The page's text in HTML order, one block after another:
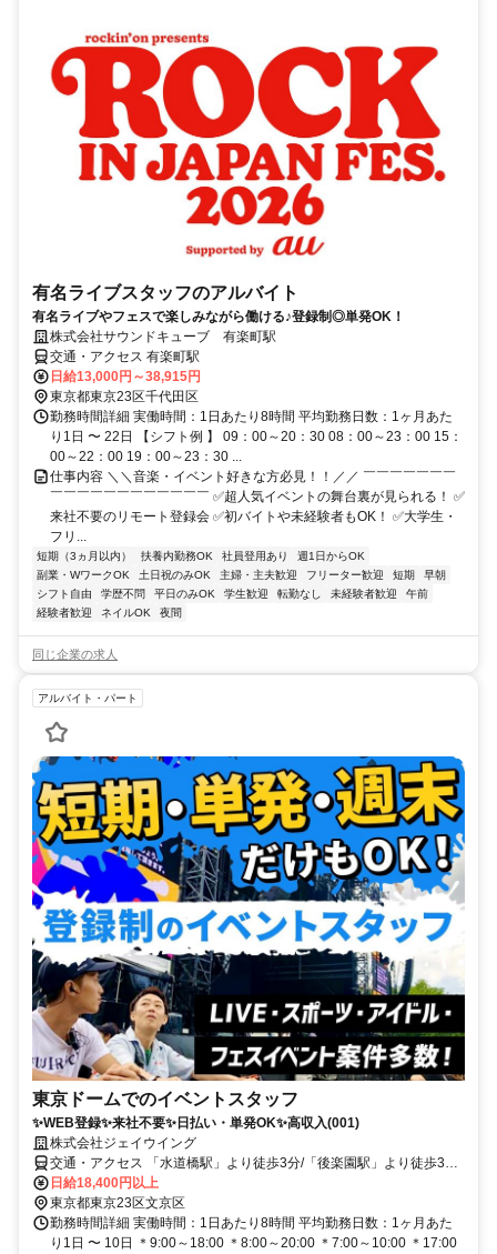
有名ライブスタッフのアルバイト
有名ライブやフェスで楽しみながら働ける♪登録制◎単発OK！
株式会社サウンドキューブ 有楽町駅
交通・アクセス 有楽町駅
日給13,000円～38,915円
東京都東京23区千代田区
勤務時間詳細 実働時間：1日あたり8時間 平均勤務日数：1ヶ月あた
り1日 〜 22日 【シフト例 】 09：00～20：30 08：00～23：00 15：
00～22：00 19：00～23：30 ...
仕事内容 ＼＼音楽・イベント好きな方必見！！／／ ￣￣￣￣￣￣￣
￣￣￣￣￣￣￣￣￣￣￣￣ ✅超人気イベントの舞台裏が見られる！ ✅
来社不要のリモート登録会 ✅初バイトや未経験者もOK！ ✅大学生・
フリ...
短期（3ヵ月以内） 扶養内勤務OK 社員登用あり
週1日からOK
副業・WワークOK
土日祝のみOK 主婦・主夫歓迎 フリーター歓迎 短期
早朝
シフト自由
学歴不問 平日のみOK 学生歓迎 転勤なし 未経験者歓迎
午前
経験者歓迎
ネイルOK 夜間
同じ企業の求人
アルバイト・パート
東京ドームでのイベントスタッフ
✨WEB登録✨来社不要✨日払い・単発OK✨高収入(001)
株式会社ジェイウイング
交通・アクセス 「水道橋駅」より徒歩3分/「後楽園駅」より徒歩3分/
「春日駅」より徒歩8分
日給18,400円以上
東京都東京23区文京区
勤務時間詳細 実働時間：1日あたり8時間 平均勤務日数：1ヶ月あた
り1日 〜 10日 ＊9:00～18:00 ＊8:00～20:00 ＊7:00～10:00 ＊17:00